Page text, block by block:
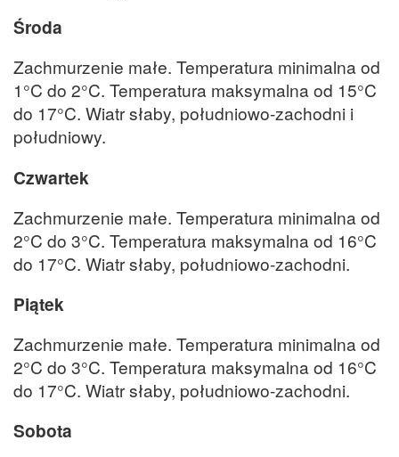
Środa
Zachmurzenie małe. Temperatura minimalna od
1°C do 2°C. Temperatura maksymalna od 15°C
do 17°C. Wiatr słaby, południowo-zachodni i
południowy.
Czwartek
Zachmurzenie małe. Temperatura minimalna od
2°C do 3°C. Temperatura maksymalna od 16°C
do 17°C. Wiatr słaby, południowo-zachodni.
Piątek
Zachmurzenie małe. Temperatura minimalna od
2°C do 3°C. Temperatura maksymalna od 16°C
do 17°C. Wiatr słaby, południowo-zachodni.
Sobota